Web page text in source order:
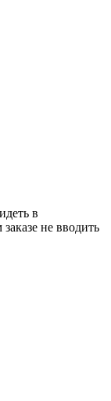
в
не вводить